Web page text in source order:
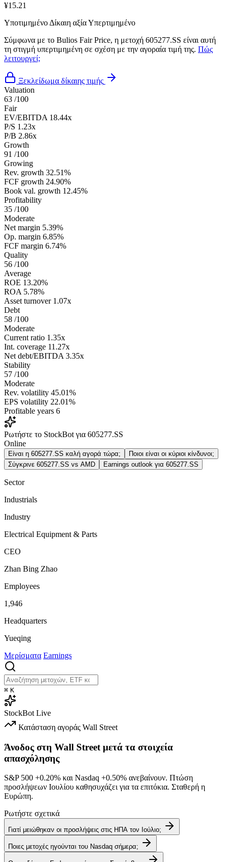
¥15.21
Υποτιμημένο Δίκαιη αξίαΥπερτιμημένο
Σύμφωνα με το Bulios Fair Price, η μετοχή 605277.SS είναι αυτή
τη στιγμή υπερτιμημένη σε σχέση με την αγοραία τιμή της. Πώς
λειτουργεί;
Ξεκλείδωμα δίκαιης τιμής
Valuation
63 /100
Fair
EV/EBITDA 18.44x
P/S 1.23x
P/B 2.86x
Growth
91 /100
Growing
Rev. growth 32.51%
FCF growth 24.90%
Book val. growth 12.45%
Profitability
35 /100
Moderate
Net margin 5.39%
Op. margin 6.85%
FCF margin 6.74%
Quality
56 /100
Average
ROE 13.20%
ROA 5.78%
Asset turnover 1.07x
Debt
58 /100
Moderate
Current ratio 1.35x
Int. coverage 11.27x
Net debt/EBITDA 3.35x
Stability
57 /100
Moderate
Rev. volatility 45.01%
EPS volatility 22.01%
Profitable years 6
Ρωτήστε το StockBot για 605277.SS
Online
Είναι η 605277.SS καλή αγορά τώρα;
Ποιοι είναι οι κύριοι κίνδυνοι;
Σύγκρινε 605277.SS vs AMD
Earnings outlook για 605277.SS
Sector
Industrials
Industry
Electrical Equipment & Parts
CEO
Zhan Bing Zhao
Employees
1,946
Headquarters
Yueqing
Μερίσματα Earnings
⌘ K
StockBot Live
Κατάσταση αγοράς Wall Street
Άνοδος στη Wall Street μετά τα στοιχεία
απασχόλησης
S&P 500 +0.20% και Nasdaq +0.50% ανεβαίνουν. Πτώση
προσλήψεων Ιουλίου καθησυχάζει για τα επιτόκια. Σταθερή η
Ευρώπη.
Ρωτήστε σχετικά
Γιατί μειώθηκαν οι προσλήψεις στις ΗΠΑ τον Ιούλιο;
Ποιες μετοχές ηγούνται του Nasdaq σήμερα;